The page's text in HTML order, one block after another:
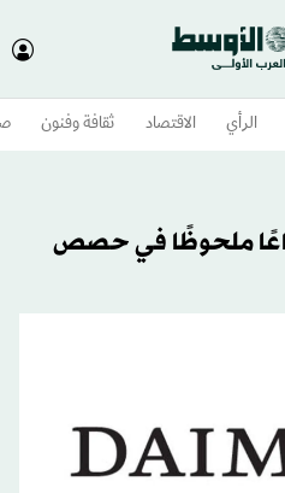
الرأي الاقتصاد ثقافة وفنون
ملحوظًا في حصص